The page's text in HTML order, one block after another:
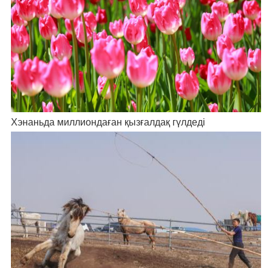
Хэнаньда миллиондаған қызғалдақ гүлдеді